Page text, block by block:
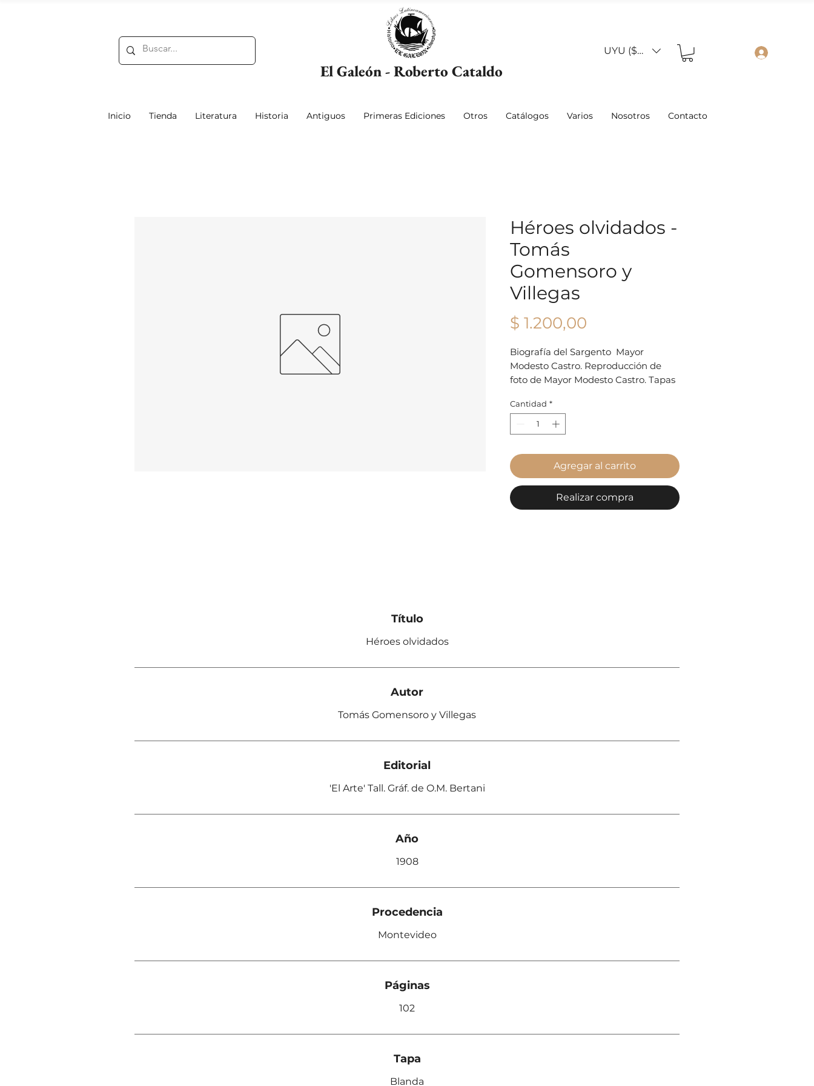
El Galeón - Roberto Cataldo
UYU ($U)
Inicio Tienda Literatura Historia Antiguos Primeras Ediciones Otros Catálogos Varios Nosotros Contacto
Héroes olvidados -
Tomás
Gomensoro y
Villegas
$ 1.200,00
Biografía del Sargento Mayor
Modesto Castro. Reproducción de
foto de Mayor Modesto Castro. Tapas
Cantidad *
Agregar al carrito
Realizar compra
Título
Héroes olvidados
Autor
Tomás Gomensoro y Villegas
Editorial
'El Arte' Tall. Gráf. de O.M. Bertani
Año
1908
Procedencia
Montevideo
Páginas
102
Tapa
Blanda